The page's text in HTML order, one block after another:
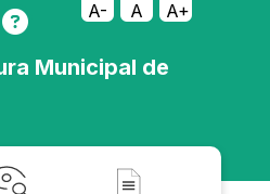
A- A A+
Municipal de